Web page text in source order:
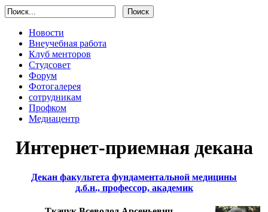
Новости
Внеучебная работа
Клуб менторов
Студсовет
Форум
Фотогалерея
сотрудникам
Профком
Медиацентр
Интернет-приемная декана
Декан факультета фундаментальной медицины
д.б.н., профессор, академик